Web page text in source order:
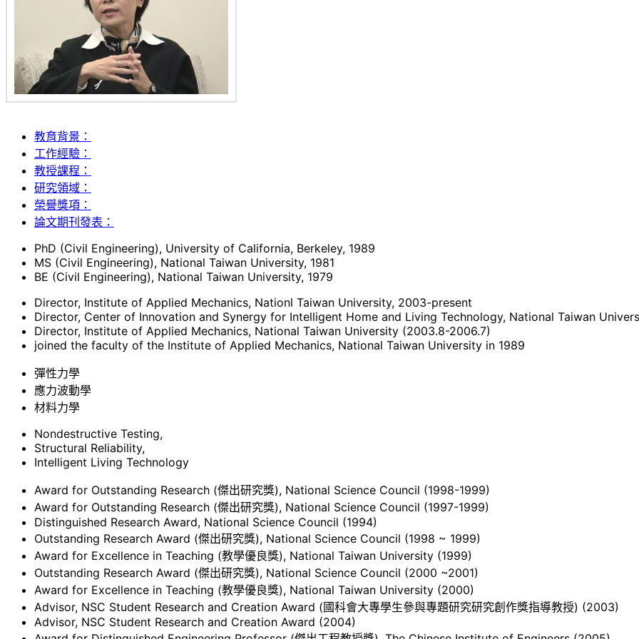
教育背景：
工作經驗：
教授課程：
研究領域：
榮譽獎項：
論文期刊發表：
PhD (Civil Engineering), University of California, Berkeley, 1989
MS (Civil Engineering), National Taiwan University, 1981
BE (Civil Engineering), National Taiwan University, 1979
Director, Institute of Applied Mechanics, Nationl Taiwan University, 2003-present
Director, Center of Innovation and Synergy for Intelligent Home and Living Technology, National Taiwan
Director, Institute of Applied Mechanics, National Taiwan University (2003.8-2006.7)
joined the faculty of the Institute of Applied Mechanics, National Taiwan University in 1989
彈性力學
應力波動學
材料力學
Nondestructive Testing,
Structural Reliability,
Intelligent Living Technology
Award for Outstanding Research (傑出研究獎), National Science Council (1998-1999)
Award for Outstanding Research (傑出研究獎), National Science Council (1997-1999)
Distinguished Research Award, National Science Council (1994)
Outstanding Research Award (傑出研究獎), National Science Council (1998 ~ 1999)
Award for Excellence in Teaching (教學優良獎), National Taiwan University (1999)
Outstanding Research Award (傑出研究獎), National Science Council (2000 ~2001)
Award for Excellence in Teaching (教學優良獎), National Taiwan University (2000)
Advisor, NSC Student Research and Creation Award (國科會大專學生參與專題研究研究創作獎指導教授) (2003)
Advisor, NSC Student Research and Creation Award (2004)